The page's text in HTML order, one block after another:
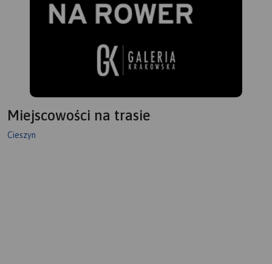
Miejscowości na trasie
Cieszyn